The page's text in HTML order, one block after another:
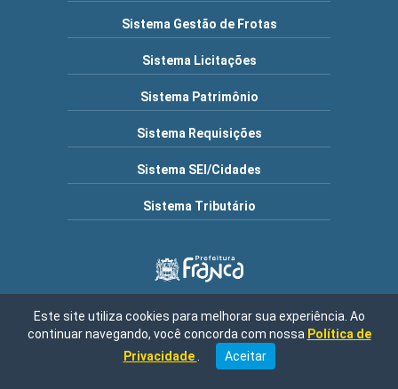
Sistema Gestão de Frotas
Sistema Licitações
Sistema Patrimônio
Sistema Requisições
Sistema SEI/Cidades
Sistema Tributário
Município de Franca | Endereço: R. Frederico Moura, 1517 -
Cidade Nova, Franca - SP, 14401-150 / Central de Atendimento:
08h30 às 16h00 / Fone: (16) 3711-9000 | CNPJ: 47.970.769/0001-
04
Este site utiliza cookies para melhorar sua experiência. Ao
continuar navegando, você concorda com nossa Política de
Privacidade
Aceitar